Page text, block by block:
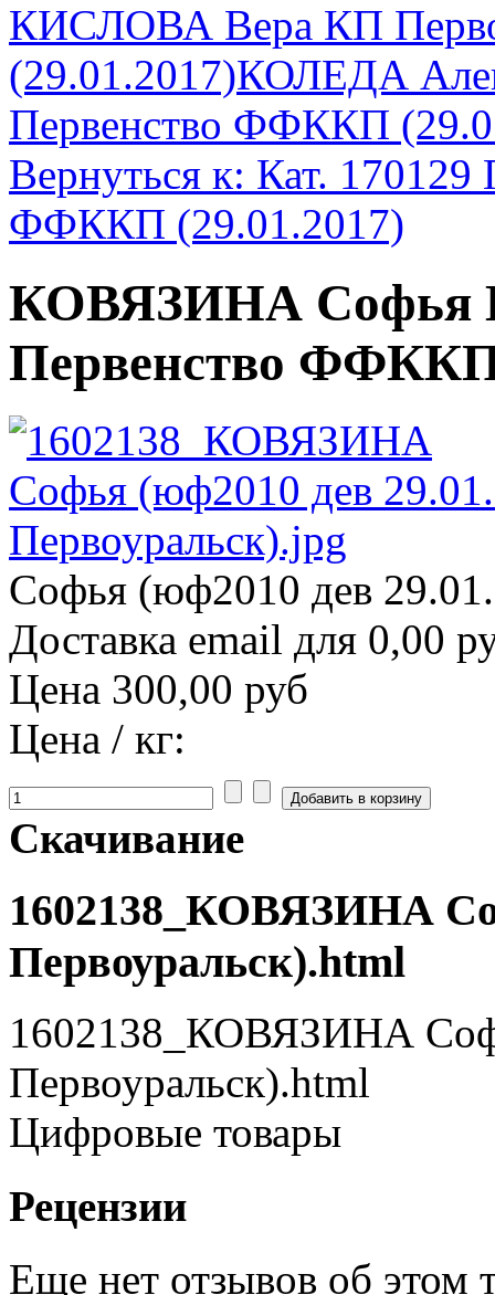
КИСЛОВА Вера КП
(29.01.2017)КОЛЕДА
Первенство ФФККП
Вернуться к: Кат. 170129
ФФККП (29.01.2017)
КОВЯЗИНА Софья
Первенство ФФККП
Софья (юф2010 дев
Доставка email для 0,00
Цена 300,00 руб
Цена / кг:
Скачивание
1602138_КОВЯЗИНА
Первоуральск).html
1602138_КОВЯЗИНА
Первоуральск).html
Цифровые товары
Рецензии
Еще нет отзывов об этом